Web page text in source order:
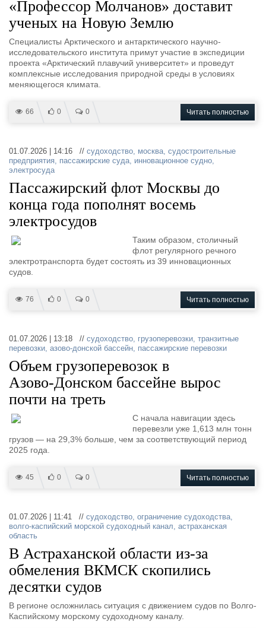
«Профессор Молчанов» доставит
ученых на Новую Землю
Специалисты Арктического и антарктического научно-
исследовательского института примут участие в экспедиции
проекта «Арктический плавучий университет» и проведут
комплексные исследования природной среды в условиях
меняющегося климата.
66 0 0 Читать полностью
01.07.2026 | 14:16 // судоходство, москва, судостроительные
предприятия, пассажирские суда, инновационное судно,
электросуда
Пассажирский флот Москвы до
конца года пополнят восемь
электросудов
Таким образом, столичный
флот регулярного речного
электротранспорта будет состоять из 39 инновационных
судов.
76 0 0 Читать полностью
01.07.2026 | 13:18 // судоходство, грузоперевозки, транзитные
перевозки, азово-донской бассейн, пассажирские перевозки
Объем грузоперевозок в
Азово‑Донском бассейне вырос
почти на треть
С начала навигации здесь
перевезли уже 1,613 млн тонн
грузов — на 29,3% больше, чем за соответствующий период
2025 года.
45 0 0 Читать полностью
01.07.2026 | 11:41 // судоходство, ограничение судоходства,
волго-каспийский морской судоходный канал, астраханская
область
В Астраханской области из-за
обмеления ВКМСК скопились
десятки судов
В регионе осложнилась ситуация с движением судов по Волго-
Каспийскому морскому судоходному каналу.